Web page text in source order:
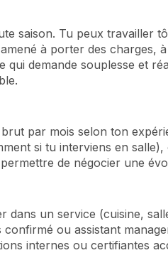
saison. Tu peux travailler
à porter des charges,
demande souplesse et
par mois selon ton
si tu interviens en
de négocier une
dans un service (cuisine,
ou assistant
internes ou certifiantes